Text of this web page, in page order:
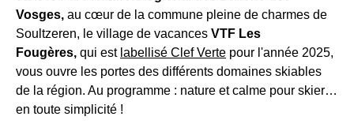
Vosges, au cœur de la commune pleine de charmes de
Soultzeren, le village de vacances VTF Les
Fougères, qui est labellisé Clef Verte pour l'année 2025,
vous ouvre les portes des différents domaines skiables
de la région. Au programme : nature et calme pour skier…
en toute simplicité !
1
gratuité
6
ans
par
famille,
plans,
promos,
idées